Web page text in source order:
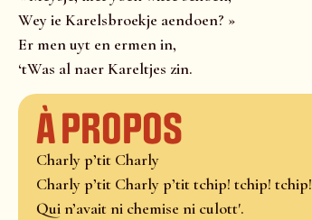
Wey ie Karelsbroekje aendoen? »
Er men uyt en ermen in,
‘tWas al naer Kareltjes zin.
À propos
Charly p’tit Charly
Charly p’tit Charly p’tit tchip! tchip! tchip!
Qui n’avait ni chemise ni culott'.